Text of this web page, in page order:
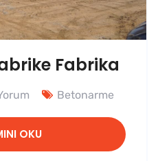
Fabrika
Betonarme
OKU